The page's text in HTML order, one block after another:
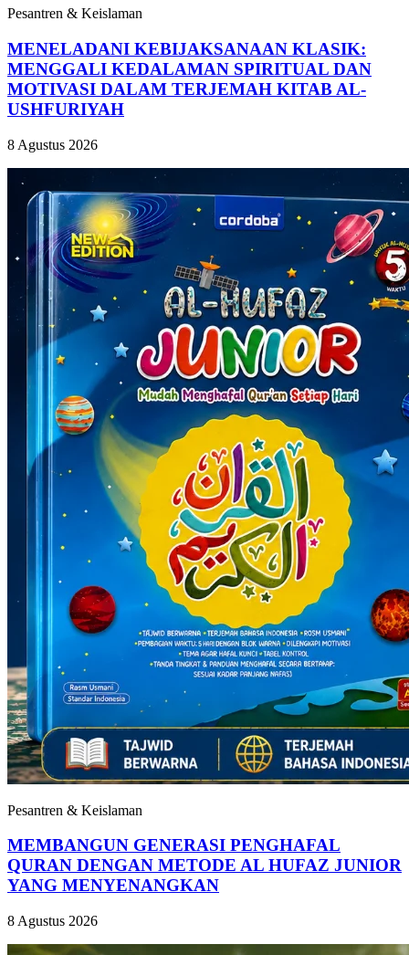
Pesantren & Keislaman
MENELADANI KEBIJAKSANAAN KLASIK:
MENGGALI KEDALAMAN SPIRITUAL DAN
MOTIVASI DALAM TERJEMAH KITAB AL-
USHFURIYAH
8 Agustus 2026
Pesantren & Keislaman
MEMBANGUN GENERASI PENGHAFAL
QURAN DENGAN METODE AL HUFAZ JUNIOR
YANG MENYENANGKAN
8 Agustus 2026